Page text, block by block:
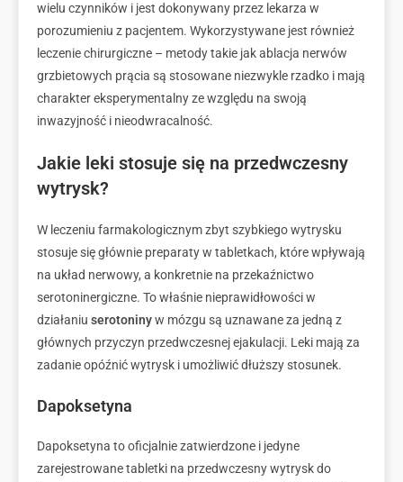
wielu czynników i jest dokonywany przez lekarza w
porozumieniu z pacjentem. Wykorzystywane jest również
leczenie chirurgiczne – metody takie jak ablacja nerwów
grzbietowych prącia są stosowane niezwykle rzadko i mają
charakter eksperymentalny ze względu na swoją
inwazyjność i nieodwracalność.
Jakie leki stosuje się na przedwczesny
wytrysk?
W leczeniu farmakologicznym zbyt szybkiego wytrysku
stosuje się głównie preparaty w tabletkach, które wpływają
na układ nerwowy, a konkretnie na przekaźnictwo
serotoninergiczne. To właśnie nieprawidłowości w
działaniu serotoninyw mózgu są uznawane za jedną z
głównych przyczyn przedwczesnej ejakulacji. Leki mają za
zadanie opóźnić wytrysk i umożliwić dłuższy stosunek.
Dapoksetyna
Dapoksetyna to oficjalnie zatwierdzone i jedyne
zarejestrowane tabletki na przedwczesny wytrysk do